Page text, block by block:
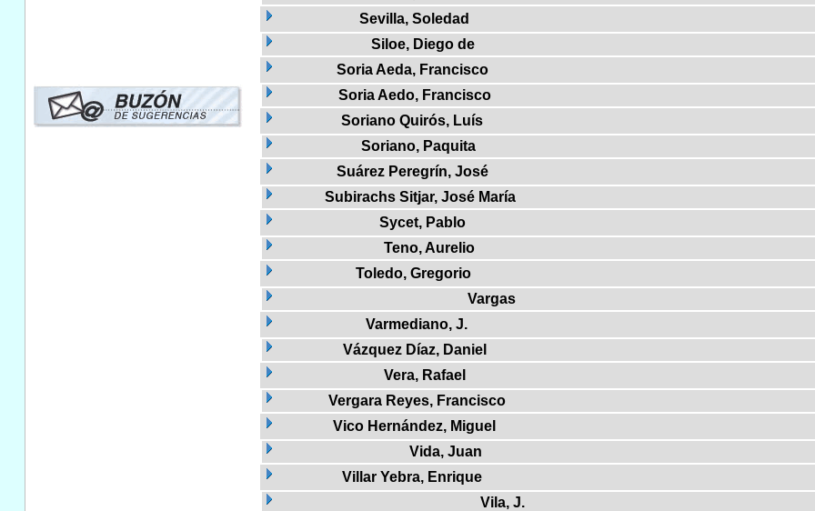
Sevilla, Soledad
Siloe, Diego de
Soria Aeda, Francisco
Soria Aedo, Francisco
Soriano Quirós, Luís
Soriano, Paquita
Suárez Peregrín, José
Subirachs Sitjar, José María
Sycet, Pablo
Teno, Aurelio
Toledo, Gregorio
Vargas
Varmediano, J.
Vázquez Díaz, Daniel
Vera, Rafael
Vergara Reyes, Francisco
Vico Hernández, Miguel
Vida, Juan
Villar Yebra, Enrique
Vila, J.